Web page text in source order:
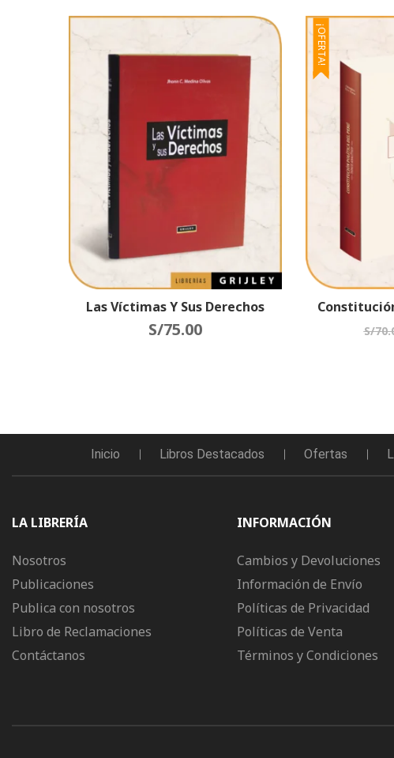
Las Víctimas Y Sus Derechos
S/75.00
¡OFERTA!
S/
Inicio Libros Destacados Ofertas
LA LIBRERÍA
Nosotros
Publicaciones
Publica con nosotros
Libro de Reclamaciones
Contáctanos
INFORMACIÓN
Cambios y Devoluciones
Información de Envío
Políticas de Privacidad
Políticas de Venta
Términos y Condiciones